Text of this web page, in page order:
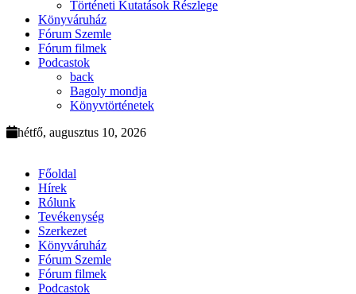
Történeti Kutatások Részlege
Könyváruház
Fórum Szemle
Fórum filmek
Podcastok
back
Bagoly mondja
Könyvtörténetek
hétfő, augusztus 10, 2026
Főoldal
Hírek
Rólunk
Tevékenység
Szerkezet
Könyváruház
Fórum Szemle
Fórum filmek
Podcastok